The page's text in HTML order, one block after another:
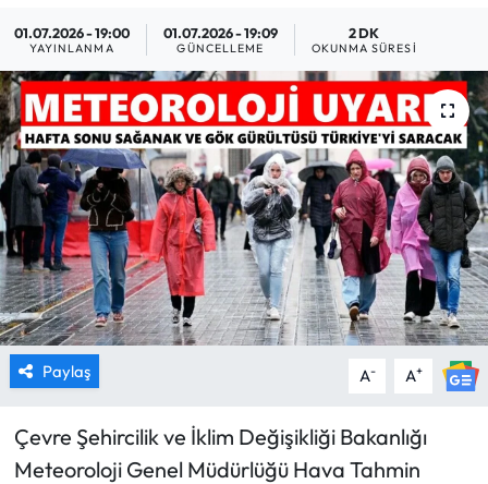
01.07.2026 - 19:00
YAYINLANMA
01.07.2026 - 19:09
GÜNCELLEME
2 DK
OKUNMA SÜRESI
Paylaş A- A+
Çevre Şehircilik ve İklim Değişikliği Bakanlığı
Meteoroloji Genel Müdürlüğü Hava Tahmin
SPOR
TARIM
TURİZM
YAŞAM
RESMİ İLANLAR
HABER İLAN